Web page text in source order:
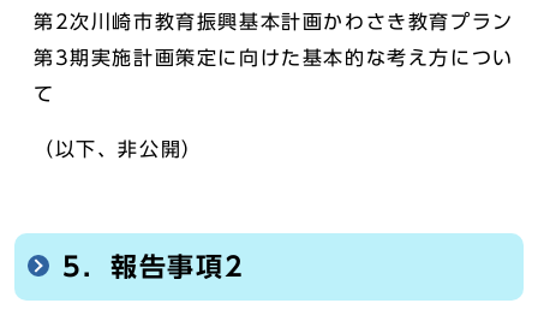
第2次川崎市教育振興基本計画かわさき教育プラン
第3期実施計画策定に向けた基本的な考え方につい
て
（以下、非公開）
5．報告事項2